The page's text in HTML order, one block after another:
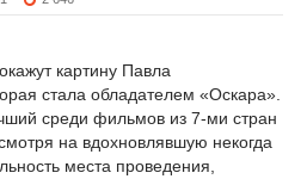
картину Павла
стала обладателем «Оскара».
среди фильмов из 7-ми стран
на вдохновлявшую некогда
места проведения,